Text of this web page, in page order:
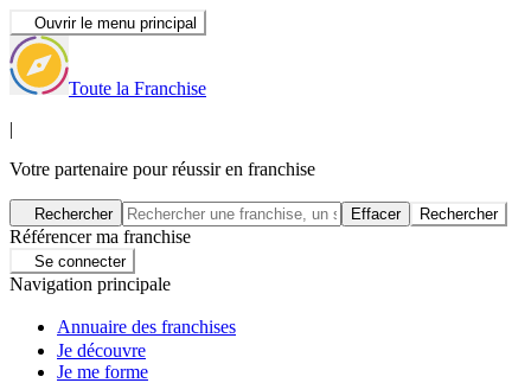
Ouvrir le menu principal
Toute la Franchise
|
Votre partenaire pour réussir en franchise
Rechercher Effacer Rechercher
Référencer ma franchise
Se connecter
Navigation principale
Annuaire des franchises
Je découvre
Je me forme